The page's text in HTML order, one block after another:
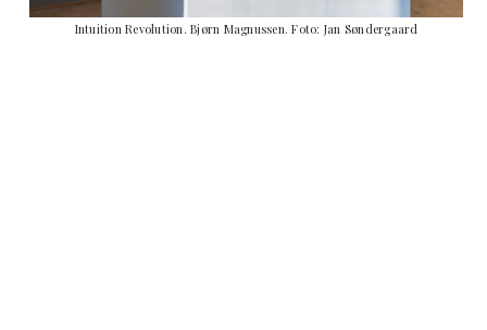
Intuition Revolution. Bjørn Magnussen. Foto: Jan Søndergaard